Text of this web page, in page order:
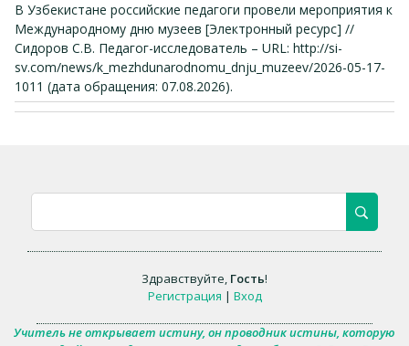
В Узбекистане российские педагоги провели мероприятия к
Международному дню музеев [Электронный ресурс] //
Сидоров С.В. Педагог-исследователь – URL: http://si-
sv.com/news/k_mezhdunarodnomu_dnju_muzeev/2026-05-17-
1011 (дата обращения: 07.08.2026).
Здравствуйте, Гость!
Регистрация | Вход
Учитель не открывает истину, он проводник истины, которую